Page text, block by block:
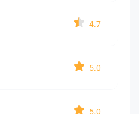
4.7
5.0
5.0